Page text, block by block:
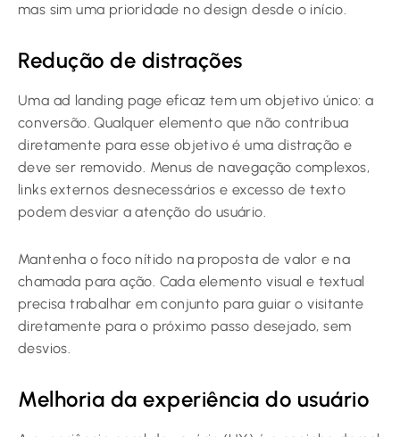
mas sim uma prioridade no design desde o início.
Redução de distrações
Uma ad landing page eficaz tem um objetivo único: a
conversão. Qualquer elemento que não contribua
diretamente para esse objetivo é uma distração e
deve ser removido. Menus de navegação complexos,
links externos desnecessários e excesso de texto
podem desviar a atenção do usuário.
Mantenha o foco nítido na proposta de valor e na
chamada para ação. Cada elemento visual e textual
precisa trabalhar em conjunto para guiar o visitante
diretamente para o próximo passo desejado, sem
desvios.
Melhoria da experiência do usuário